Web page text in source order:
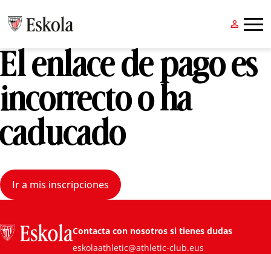
 
El enlace de pago es
incorrecto o ha
caducado
Ir a mis inscripciones
Contacta con nosotros si tienes dudas
eskolaathletic@athletic-club.eus